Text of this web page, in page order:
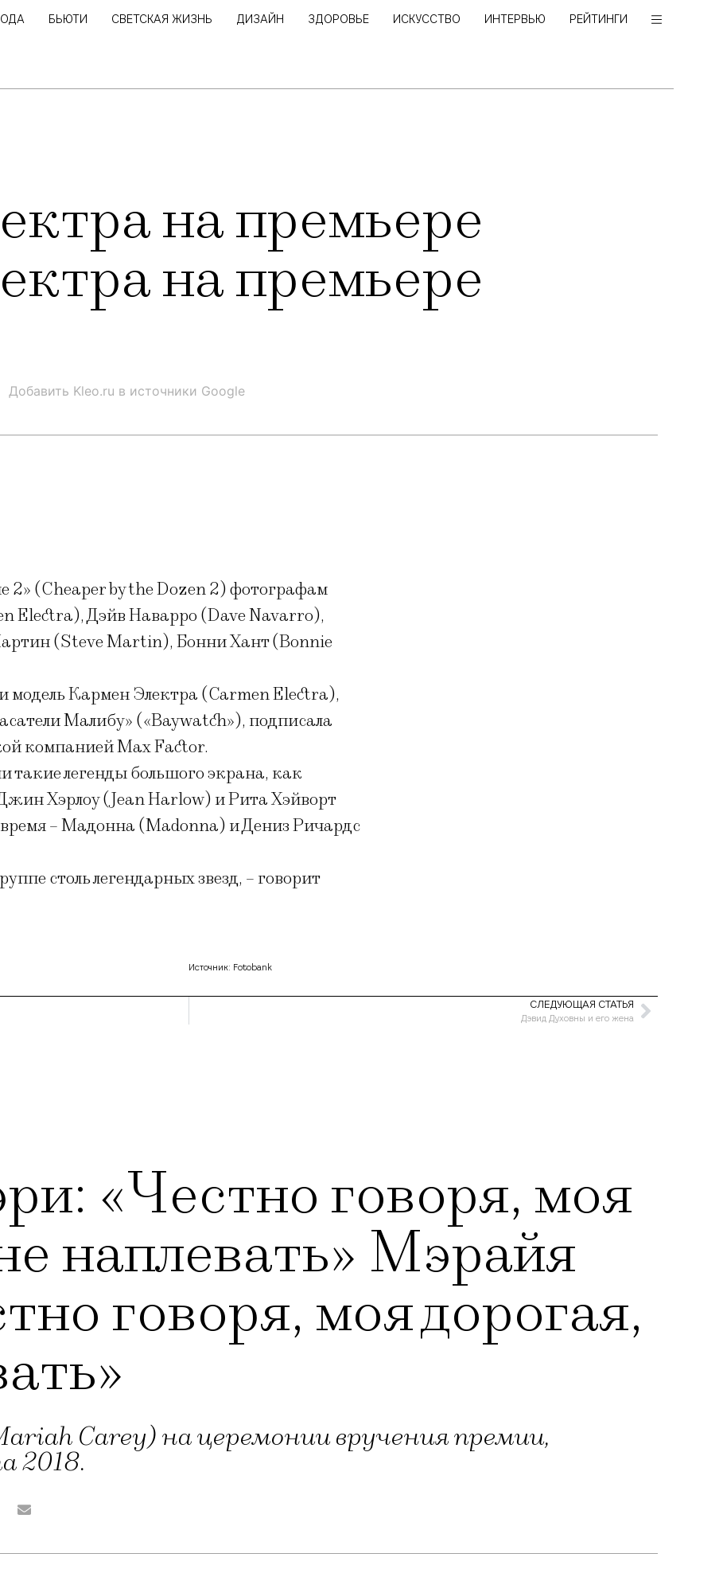
БЬЮТИ СВЕТСКАЯ ЖИЗНЬ ДИЗАЙН ЗДОРОВЬЕ ИСКУССТВО ИНТЕРВЬЮ РЕЙТИНГИ
на премьере
на премьере
Добавить Kleo.ru в источники Google
2» (Cheaper by the Dozen 2) фотографам
Electra), Дэйв Наварро (Dave Navarro),
(Steve Martin), Бонни Хант (Bonnie
модель Кармен Электра (Carmen Electra),
Малибу» («Baywatch»), подписала
компанией Max Factor.
такие легенды большого экрана, как
Хэрлоу (Jean Harlow) и Рита Хэйворт
– Мадонна (Madonna) и Дениз Ричардс
столь легендарных звезд, – говорит
Источник: Fotobank
СЛЕДУЮЩАЯ СТАТЬЯ
Дэвид Духовны и его жена
«Честно говоря, моя
наплевать» Мэрайя
говоря, моя дорогая,
Carey) на церемонии вручения премии,
2018.